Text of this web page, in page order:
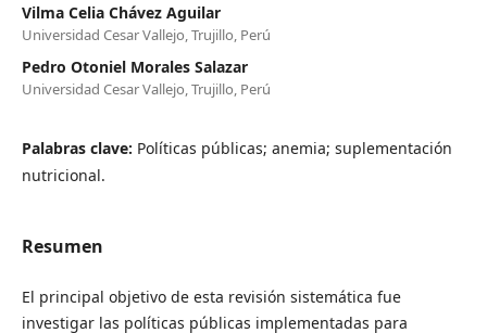
Vilma Celia Chávez Aguilar
Universidad Cesar Vallejo, Trujillo, Perú
Pedro Otoniel Morales Salazar
Universidad Cesar Vallejo, Trujillo, Perú
Palabras clave: Políticas públicas; anemia; suplementación
nutricional.
Resumen
El principal objetivo de esta revisión sistemática fue
investigar las políticas públicas implementadas para